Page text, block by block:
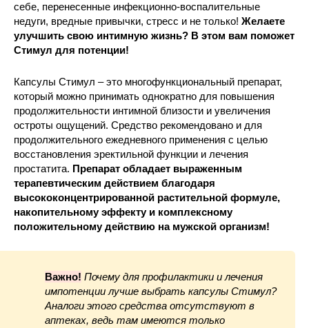
себе, перенесенные инфекционно-воспалительные
недуги, вредные привычки, стресс и не только! Желаете
улучшить свою интимную жизнь? В этом вам поможет
Стимул для потенции!
Капсулы Стимул – это многофункциональный препарат,
который можно принимать однократно для повышения
продолжительности интимной близости и увеличения
остроты ощущений. Средство рекомендовано и для
продолжительного ежедневного применения с целью
восстановления эректильной функции и лечения
простатита. Препарат обладает выраженным
терапевтическим действием благодаря
высококонцентрированной растительной формуле,
накопительному эффекту и комплексному
положительному действию на мужской организм!
Важно! Почему для профилактики и лечения
импотенции лучше выбрать капсулы Стимул?
Аналоги этого средства отсутствуют в
аптеках, ведь там имеются только